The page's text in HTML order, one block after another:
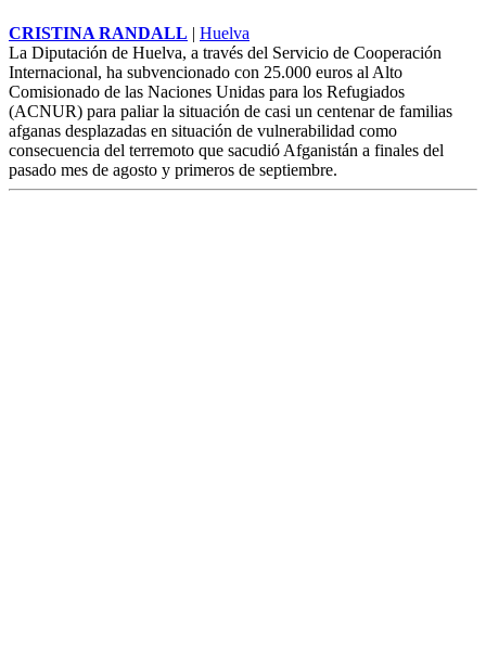
CRISTINA RANDALL | Huelva
La Diputación de Huelva, a través del Servicio de Cooperación
Internacional, ha subvencionado con 25.000 euros al Alto
Comisionado de las Naciones Unidas para los Refugiados
(ACNUR) para paliar la situación de casi un centenar de familias
afganas desplazadas en situación de vulnerabilidad como
consecuencia del terremoto que sacudió Afganistán a finales del
pasado mes de agosto y primeros de septiembre.